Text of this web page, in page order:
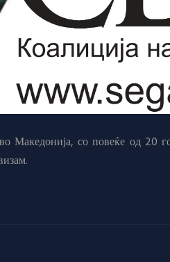
Македонија, со повеќе од 20